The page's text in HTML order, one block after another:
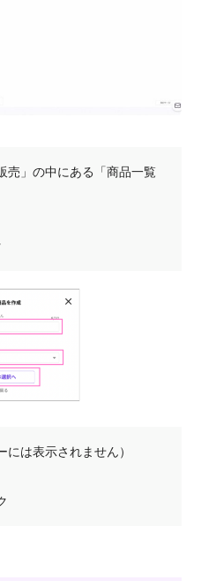
」の中にある「商品一覧
は表示されません）